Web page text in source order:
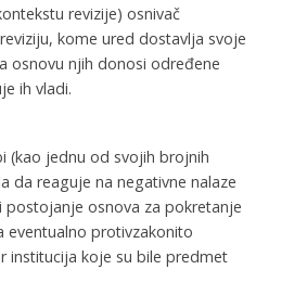
revizije) osnivač
kome ured dostavlja svoje
osnovu njih donosi određene
ih vladi.
(kao jednu od svojih brojnih
da reaguje na negativne nalaze
postojanje osnova za pokretanje
eventualno protivzakonito
institucija koje su bile predmet